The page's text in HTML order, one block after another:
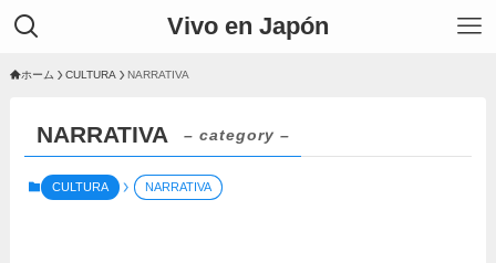
Vivo en Japón
ホーム CULTURA NARRATIVA
NARRATIVA – category –
CULTURA NARRATIVA